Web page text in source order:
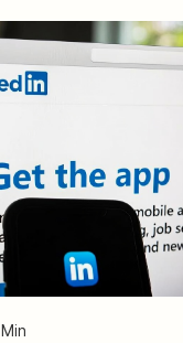
Min